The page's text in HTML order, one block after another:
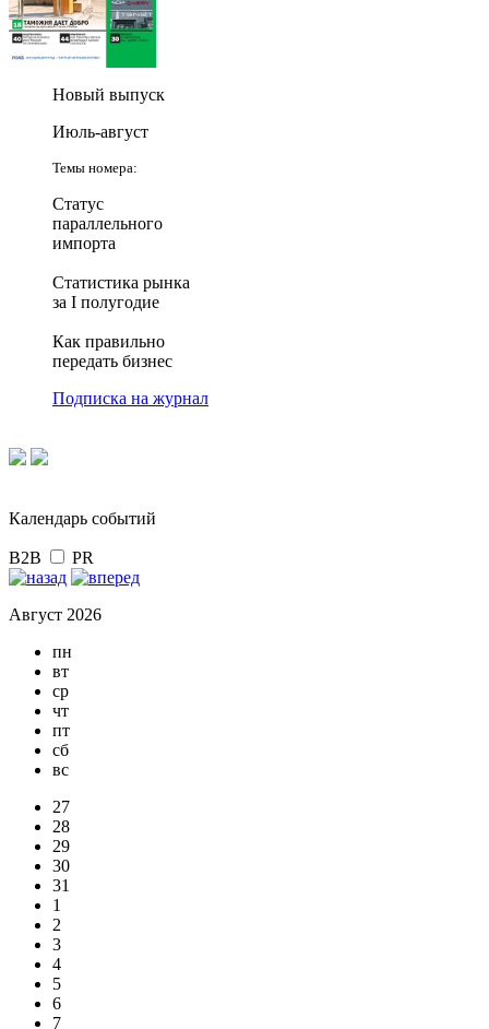
Новый выпуск
Июль-август
Темы номера:
Статус
параллельного
импорта
Статистика рынка
за I полугодие
Как правильно
передать бизнес
Подписка на журнал
Календарь событий
B2B PR
Август 2026
пн
вт
ср
чт
пт
сб
вс
27
28
29
30
31
1
2
3
4
5
6
7